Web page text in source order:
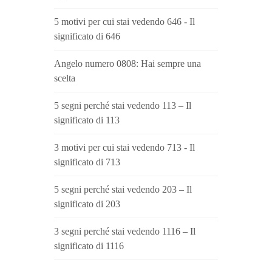
5 motivi per cui stai vedendo 646 - Il
significato di 646
Angelo numero 0808: Hai sempre una
scelta
5 segni perché stai vedendo 113 – Il
significato di 113
3 motivi per cui stai vedendo 713 - Il
significato di 713
5 segni perché stai vedendo 203 – Il
significato di 203
3 segni perché stai vedendo 1116 – Il
significato di 1116